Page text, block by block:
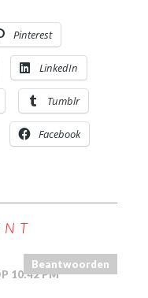
Pinterest
LinkedIn
Tumblr
Facebook
10:42 PM
Beantwoorden